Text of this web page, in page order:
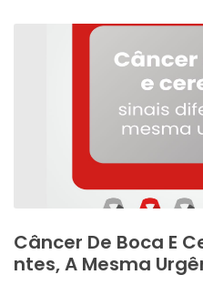
Câncer De Boca E
Ntes, A Mesma